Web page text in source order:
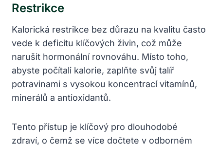
Restrikce
Kalorická restrikce bez důrazu na kvalitu často
vede k deficitu klíčových živin, což může
narušit hormonální rovnováhu. Místo toho,
abyste počítali kalorie, zaplňte svůj talíř
potravinami s vysokou koncentrací vitamínů,
minerálů a antioxidantů.
Tento přístup je klíčový pro dlouhodobé
zdraví, o čemž se více dočtete v odborném